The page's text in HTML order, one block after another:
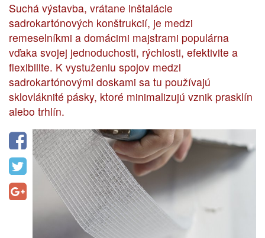
Suchá výstavba, vrátane inštalácie
sadrokartónových konštrukcií, je medzi
remeselníkmi a domácimi majstrami populárna
vďaka svojej jednoduchosti, rýchlosti, efektivite a
flexibilite. K vystuženiu spojov medzi
sadrokartónovými doskami sa tu používajú
sklovláknité pásky, ktoré minimalizujú vznik prasklín
alebo trhlín.